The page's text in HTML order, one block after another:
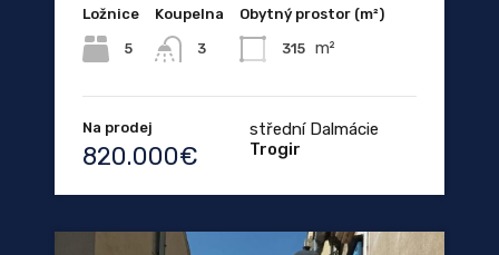
Ložnice
5
Koupelna
3
Obytný prostor (m²)
315 m²
Na prodej
820.000€
střední Dalmácie
Trogir